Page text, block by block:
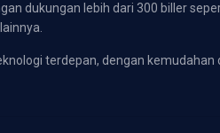
dukungan lebih dari 300 biller
terdepan, dengan kemudahan